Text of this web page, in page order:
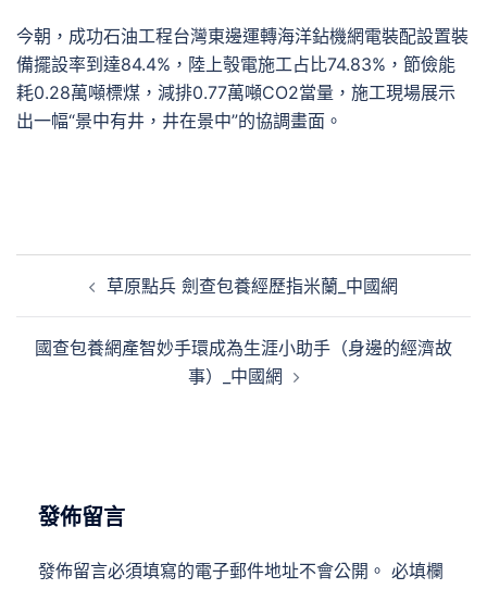
今朝，成功石油工程台灣東邊運轉海洋鉆機網電裝配設置裝
備擺設率到達84.4%，陸上彀電施工占比74.83%，節儉能
耗0.28萬噸標煤，減排0.77萬噸CO2當量，施工現場展示
出一幅“景中有井，井在景中”的協調畫面。
覽
草原點兵 劍查包養經歷指米蘭_中國網
國查包養網產智妙手環成為生涯小助手（身邊的經濟故
事）_中國網
發佈留言
發佈留言必須填寫的電子郵件地址不會公開。 必填欄